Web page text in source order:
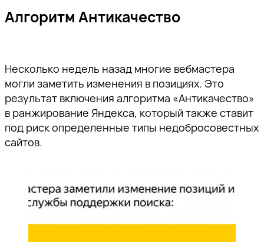
Алгоритм Антикачество
Несколько недель назад многие вебмастера
могли заметить изменения в позициях. Это
результат включения алгоритма «Антикачество»
в ранжирование Яндекса, который также ставит
под риск определенные типы недобросовестных
сайтов.